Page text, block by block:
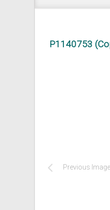
P1140753
Previous Image